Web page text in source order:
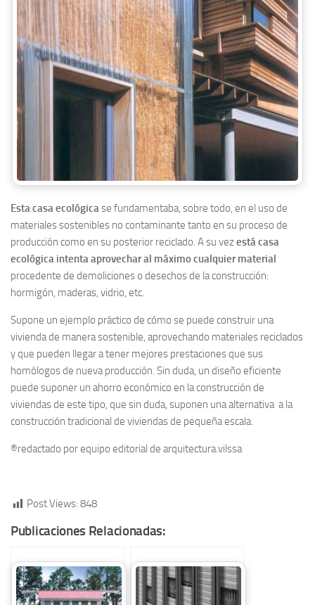
Esta casa ecológicase fundamentaba, sobre todo, en el uso de
materiales sostenibles no contaminante tanto en su proceso de
producción como en su posterior reciclado. A su vezestá casa
ecológica intenta aprovechar al máximo cualquier material
procedente de demoliciones o desechos de la construcción:
hormigón, maderas, vidrio, etc.
Supone un ejemplo práctico de cómo se puede construir una
vivienda de manera sostenible, aprovechando materiales reciclados
y que pueden llegar a tener mejores prestaciones que sus
homólogos de nueva producción. Sin duda, un diseño eficiente
puede suponer un ahorro económico en la construcción de
viviendas de este tipo, que sin duda, suponen una alternativa a la
construcción tradicional de viviendas de pequeña escala.
®redactado por equipo editorial de arquitectura.vilssa
Post Views: 848
Publicaciones Relacionadas: